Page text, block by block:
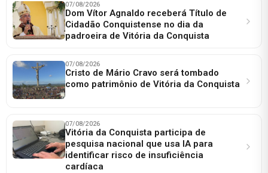
07/08/2026
Dom Vítor Agnaldo receberá Título de
Cidadão Conquistense no dia da
padroeira de Vitória da Conquista
07/08/2026
Cristo de Mário Cravo será tombado
como patrimônio de Vitória da Conquista
07/08/2026
Vitória da Conquista participa de
pesquisa nacional que usa IA para
identificar risco de insuficiência
cardíaca